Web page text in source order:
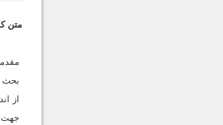
متن
بحث
از
جهت